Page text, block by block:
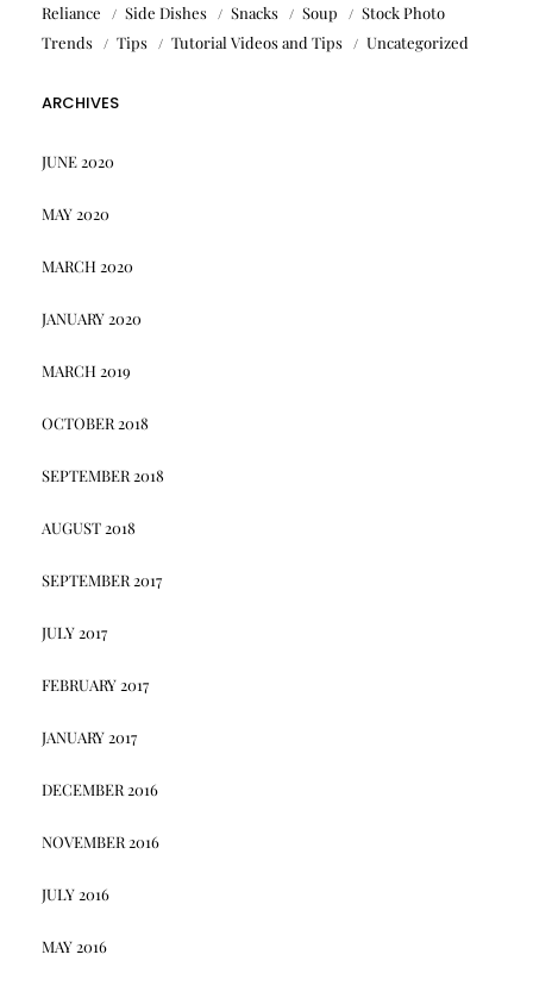
Reliance
Side Dishes Snacks Soup
Stock Photo
Trends
Tips Tutorial Videos and Tips Uncategorized
ARCHIVES
JUNE 2020
MAY 2020
MARCH 2020
JANUARY 2020
MARCH 2019
OCTOBER 2018
SEPTEMBER 2018
AUGUST 2018
SEPTEMBER 2017
JULY 2017
FEBRUARY 2017
JANUARY 2017
DECEMBER 2016
NOVEMBER 2016
JULY 2016
MAY 2016